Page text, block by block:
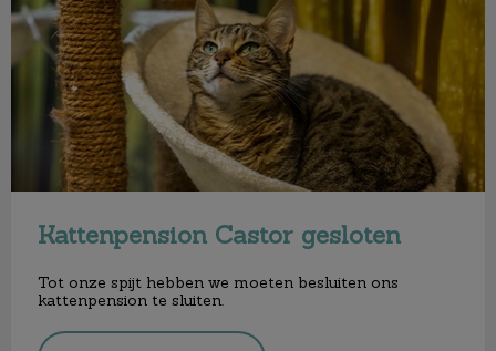
Kattenpension Castor gesloten
Tot onze spijt hebben we moeten besluiten ons
kattenpension te sluiten.